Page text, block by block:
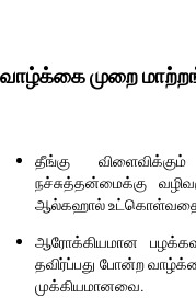
வாழ்க்கை முறை
தீங்கு
நச்சுத்தன்மைக்கு
ஆல்கஹால் உட்கொள்வதை
ஆரோக்கியமான
தவிர்ப்பது போன்ற
முக்கியமானவை.